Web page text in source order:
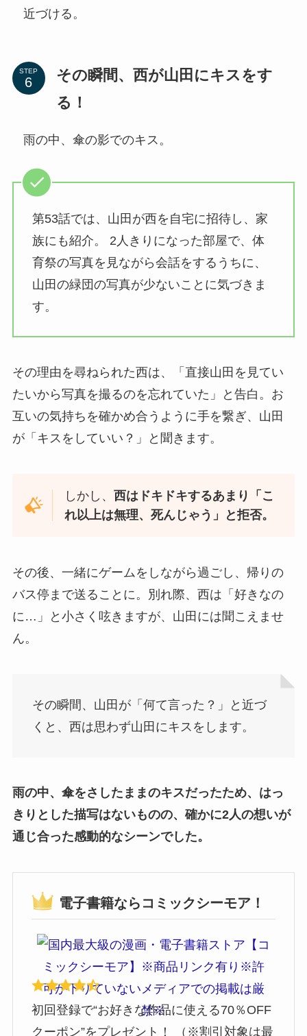
近づける。
STEP
その瞬間、西が山田にキスをす
る！
雨の中、傘の影でのキス。
第53話では、山田が西を自宅に招待し、家
族にも紹介。 2人きりになった部屋で、体
育祭の写真を見ながら会話をするうちに、
山田の緑団の写真が少ないことに気づきま
す。
その理由を尋ねられた西は、「直接山田を見てい
たいから写真を撮るのを忘れていた」と告白。お
互いの気持ちを確かめ合うように手を繋ぎ、山田
が「キスをしていい？」と聞きます。
しかし、西はドキドキするあまり「こ
れ以上は無理、死んじゃう」と拒否。
その後、一緒にゲームをしながら過ごし、帰りの
バス停まで送ることに。別れ際、西は「好きなの
に…」と小さく呟きますが、山田には聞こえませ
ん。
その瞬間、山田が「何て言った？」と近づ
くと、西は思わず山田にキスをします。
雨の中、傘をさしたままのキスだったため、はっ
きりとした描写はないものの、確かに2人の想いが
通じ合った感動的なシーンでした。
電子書籍ならコミックシーモア！
初回登録で“お好きな作品に使える70％OFF
クーポン”をプレゼント！ （※割引対象は最